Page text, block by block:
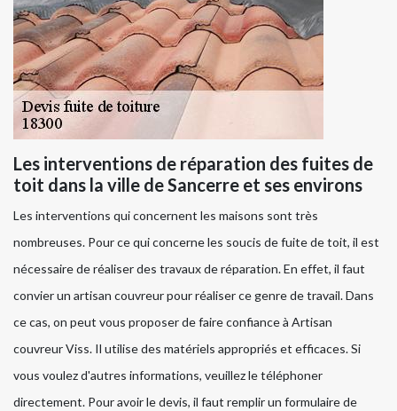
Les interventions de réparation des fuites de
toit dans la ville de Sancerre et ses environs
Les interventions qui concernent les maisons sont très
nombreuses. Pour ce qui concerne les soucis de fuite de toit, il est
nécessaire de réaliser des travaux de réparation. En effet, il faut
convier un artisan couvreur pour réaliser ce genre de travail. Dans
ce cas, on peut vous proposer de faire confiance à Artisan
couvreur Viss. Il utilise des matériels appropriés et efficaces. Si
vous voulez d'autres informations, veuillez le téléphoner
directement. Pour avoir le devis, il faut remplir un formulaire de